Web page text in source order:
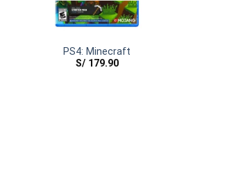
PS4: Minecraft
S/179.90